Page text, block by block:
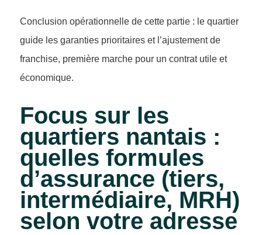
Conclusion opérationnelle de cette partie : le quartier
guide les garanties prioritaires et l’ajustement de
franchise, première marche pour un contrat utile et
économique.
Focus sur les
quartiers nantais :
quelles formules
d’assurance (tiers,
intermédiaire, MRH)
selon votre adresse